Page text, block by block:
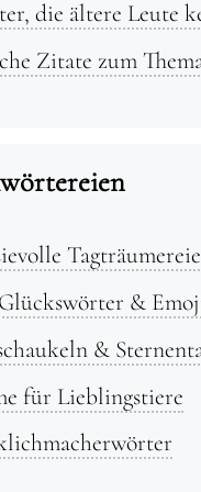
die ältere Leute
Zitate zum
&
&
für Lieblingstiere